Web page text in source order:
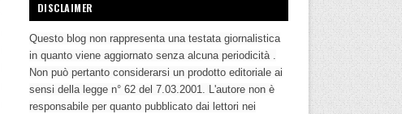
DISCLAIMER
Questo blog non rappresenta una testata giornalistica
in quanto viene aggiornato senza alcuna periodicità .
Non può pertanto considerarsi un prodotto editoriale ai
sensi della legge n° 62 del 7.03.2001. L'autore non è
responsabile per quanto pubblicato dai lettori nei